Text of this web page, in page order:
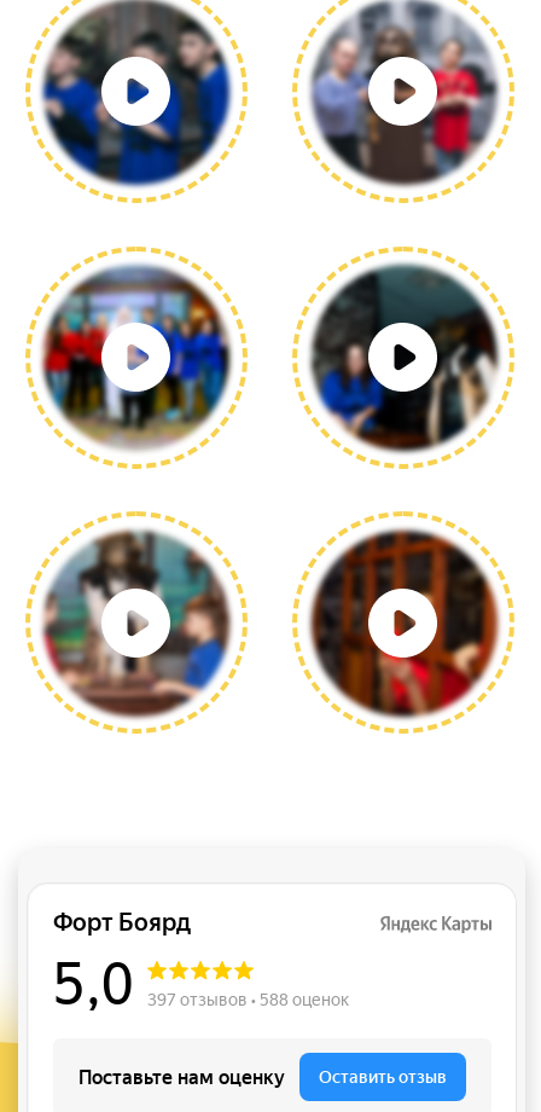
Праздник в формате
легендарного телешоу
Детский день рождения
Взрослый день рождения
Выпускной
Корпоратив
Новый год
+7 (495) 019-40-12
Поход классом
Выездное мероприятие